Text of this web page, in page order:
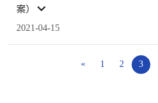
案）
2021-04-15
« 1 2 3